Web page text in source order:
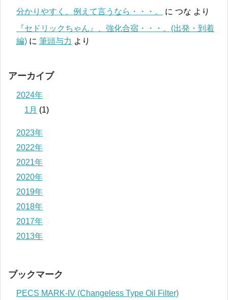
分かりやすく、例えて言うなら・・・。
に つな より
『セドリックちゃん』、強化合宿・・・。(出発・到着
編) に 筆頭与力 より
アーカイブ
2024年
1月 (1)
2023年
2022年
2021年
2020年
2019年
2018年
2017年
2013年
ブックマーク
PECS MARK-IV (Changeless Type Oil Filter)